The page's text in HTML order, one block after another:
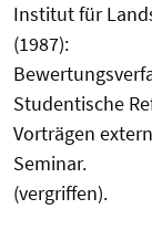
Institut für
(1987):
Studentische
Vorträgen
Seminar.
(vergriffen).